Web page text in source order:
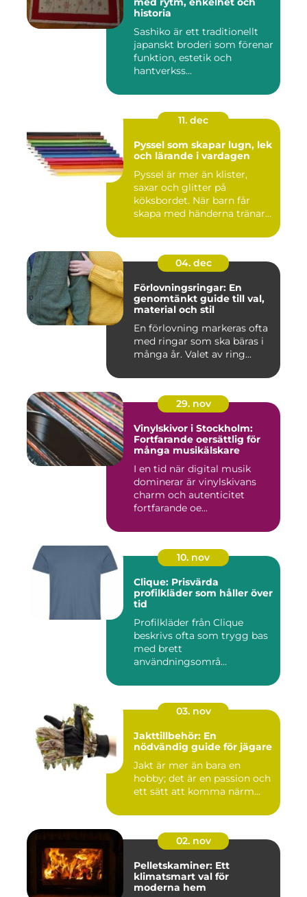
historia
Sashiko är ett traditionellt
japanskt broderi som förenar
funktion, estetik och
hantverkss...
11. dec
Pyssel som skapar lugn, lek
och lärande i vardagen
Pyssel är mer än klister,
saxar och glitter på
köksbordet. När barn får
skapa med händerna tränar
04. dec
Förlovningsringar: En
genomtänkt guide till val,
material och stil
En förlovning markeras ofta
med ringar som ska bäras i
många år. Valet av ring...
29. nov
Vinylskivor i Stockholm:
Fortfarande oersättlig för
många musikälskare
I en tid när digital musik
dominerar är vinylskivans
charm och autenticitet
fortfarande oe...
10. nov
Clique: Prisvärda
profilkläder som håller över
tid
Profilkläder från Clique
beskrivs ofta som trygg bas
med brett
användningsområ...
03. nov
Jakttillbehör: En
nödvändig guide för jägare
Jakt är mer än bara en
hobby; det är en passion och
ett sätt att komma närm...
02. nov
Pelletskaminer: Ett
klimatsmart val för
moderna hem